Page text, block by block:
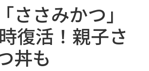
ささみかつ」
復活！親子さ
丼も